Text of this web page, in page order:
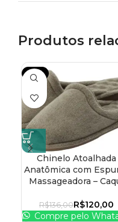
Produtos
-12%
Chinelo Atoalhada
Anatômica com
Massageadora –
R$136,00R$120,00
Compre pelo